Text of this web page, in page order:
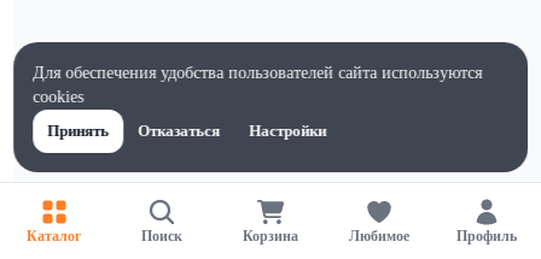
Характеристики
Каталог Поиск Корзина Любимое Профиль
Для обеспечения удобства пользователей сайта используются
cookies
Принять
Отказаться Настройки